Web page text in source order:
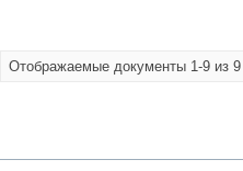
Отображаемые документы 1-9 из 9